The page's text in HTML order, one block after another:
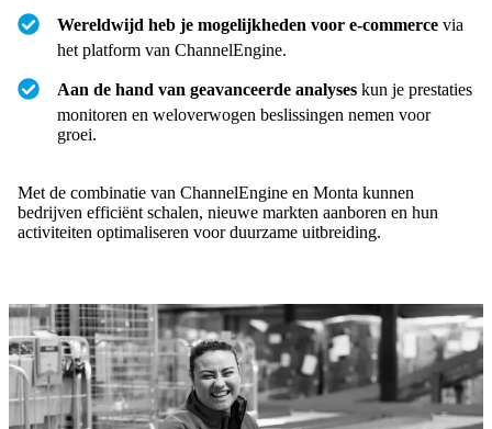
Wereldwijd heb je mogelijkheden voor e-commerce via
het platform van ChannelEngine.
Aan de hand van geavanceerde analyses kun je prestaties
monitoren en weloverwogen beslissingen nemen voor
groei.
Met de combinatie van ChannelEngine en Monta kunnen
bedrijven efficiënt schalen, nieuwe markten aanboren en hun
activiteiten optimaliseren voor duurzame uitbreiding.